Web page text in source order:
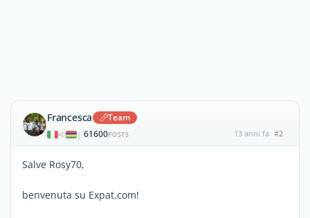
Francesca Team
| 61600POSTS 13 anni fa #2
Salve Rosy70,
benvenuta su Expat.com!